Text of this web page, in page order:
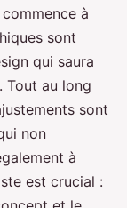
à
sont
qui saura
Tout au long
sont
non
à
est crucial :